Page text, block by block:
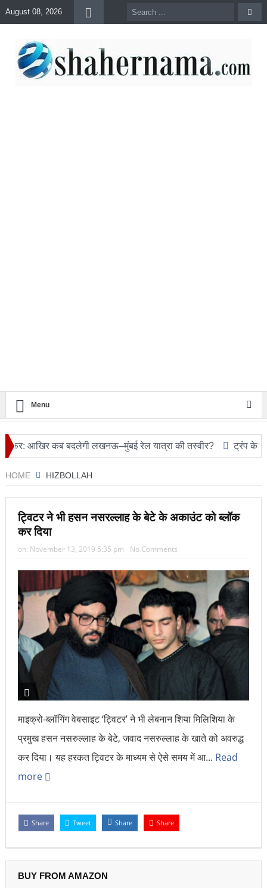
August 08, 2026
Menu
कब बदलेगी लखनऊ–मुंबई रेल यात्रा की तस्वीर? ट्रंप के हेलीकॉप्टर
HOME HIZBOLLAH
ट्विटर ने भी हसन नसरल्लाह के बेटे के अकाउंट को ब्लॉक
कर दिया
on: November 13, 2019 5:35 pm No Comments
माइक्रो-ब्लॉगिंग वेबसाइट ‘ट्विटर’ ने भी लेबनान शिया मिलिशिया के
प्रमुख हसन नसरुल्लाह के बेटे, जवाद नसरुल्लाह के खाते को अवरुद्ध
कर दिया। यह हरकत ट्विटर के माध्यम से ऐसे समय में आ... Read
more
Share Tweet Share Share
BUY FROM AMAZON